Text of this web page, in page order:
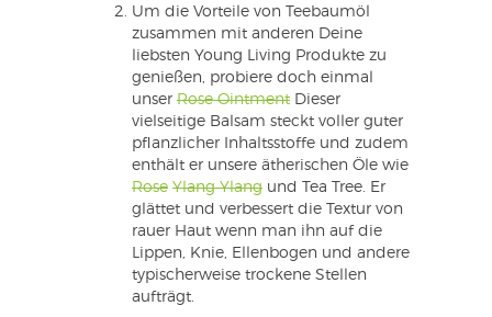
Um die Vorteile von Teebaumöl
zusammen mit anderen Deine
liebsten Young Living Produkte zu
genießen, probiere doch einmal
unser Rose Ointment Dieser
vielseitige Balsam steckt voller guter
pflanzlicher Inhaltsstoffe und zudem
enthält er unsere ätherischen Öle wie
Rose Ylang Ylang und Tea Tree. Er
glättet und verbessert die Textur von
rauer Haut wenn man ihn auf die
Lippen, Knie, Ellenbogen und andere
typischerweise trockene Stellen
aufträgt.